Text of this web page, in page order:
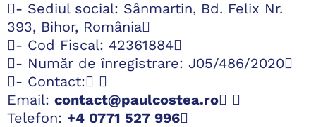
- Sediul social: Sânmartin, Bd. Felix Nr.
393, Bihor, România
- Cod Fiscal: 42361884
- Număr de înregistrare: J05/486/2020
- Contact: 
Email: contact@paulcostea.ro 
Telefon: +4 0771 527 996